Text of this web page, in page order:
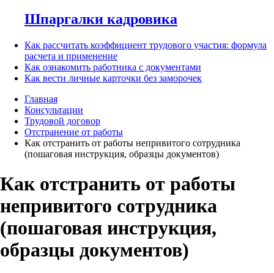
Шпаргалки кадровика
Как рассчитать коэффициент трудового участия: формула
расчета и применение
Как ознакомить работника с документами
Как вести личные карточки без заморочек
Главная
Консультации
Трудовой договор
Отстранение от работы
Как отстранить от работы непривитого сотрудника
(пошаговая инструкция, образцы документов)
Как отстранить от работы
непривитого сотрудника
(пошаговая инструкция,
образцы документов)